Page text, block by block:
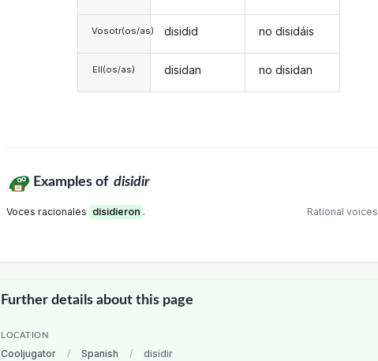
Vosotr(os/as)
Ell(os/as)
disidid
disidan
no disidáis
no disidan
Examples of disidir
Voces racionales disidieron . Rational voices
Further details about this page
LOCATION
Cooljugator / Spanish / disidir